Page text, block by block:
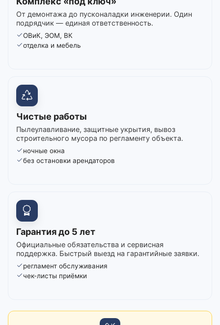
От демонтажа до пусконаладки инженерии. Один
подрядчик — единая ответственность.
ОВиК, ЭОМ, ВК
отделка и мебель
Чистые работы
Пылеулавливание, защитные укрытия, вывоз
строительного мусора по регламенту объекта.
ночные окна
без остановки арендаторов
Гарантия до 5 лет
Официальные обязательства и сервисная
поддержка. Быстрый выезд на гарантийные заявки.
регламент обслуживания
чек-листы приёмки